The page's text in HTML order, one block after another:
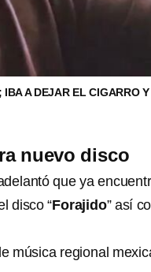
A DEJAR EL CIGARRO
nuevo disco
que ya
disco “Forajido” así
música regional